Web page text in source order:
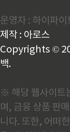
선시대 천 년간 우리
시켰는지, 그리고 왜
을 잃었는지 데이터와
겠습니다.고려시대 철
운영자 : 하이파이
제작 : 아로스
Copyrights ©
백.
※ 해당 웹사이트
며, 금융 상품 판
니다. 또한, 어떠